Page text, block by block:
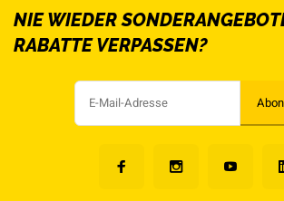
NIE WIEDER
RABATTE VERPASSEN?